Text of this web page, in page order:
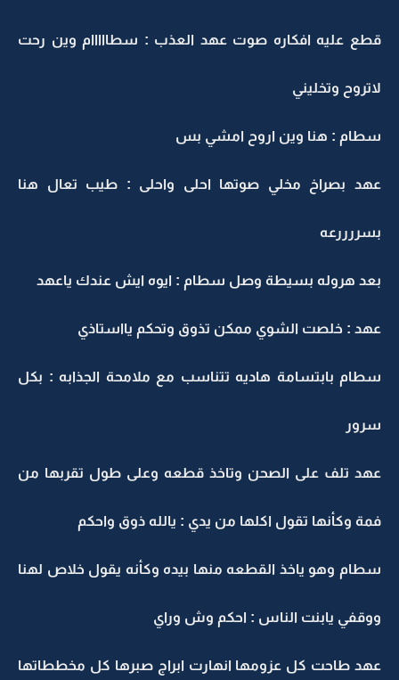
قطع عليه افكاره صوت عهد العذب : سطااااام وين رحت
لاتروح وتخليني
سطام : هنا وين اروح امشي بس
عهد بصراخ مخلي صوتها احلى واحلى : طيب تعال هنا
بسررررعه
بعد هروله بسيطة وصل سطام : ايوه ايش عندك ياعهد
عهد : خلصت الشوي ممكن تذوق وتحكم يااستاذي
سطام بابتسامة هاديه تتناسب مع ملامحة الجذابه : بكل
سرور
عهد تلف على الصحن وتاخذ قطعه وعلى طول تقربها من
فمة وكأنها تقول اكلها من يدي : يالله ذوق واحكم
سطام وهو ياخذ القطعه منها بيده وكأنه يقول خلاص لهنا
ووقفي يابنت الناس : احكم وش وراي
عهد طاحت كل عزومها انهارت ابراج صبرها كل مخططاتها